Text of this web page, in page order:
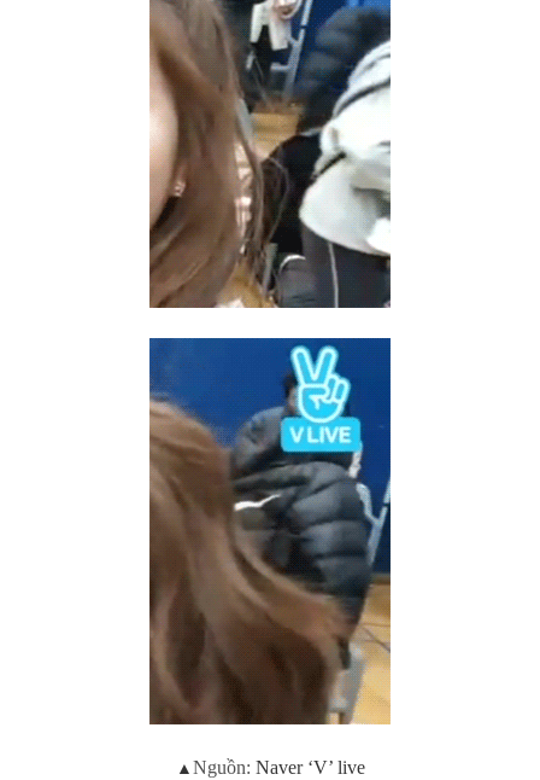
▲Nguồn: Naver ‘V’ live